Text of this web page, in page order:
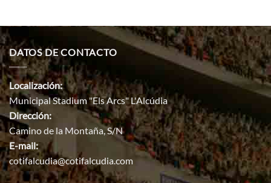
DATOS DE CONTACTO
Localización:
Municipal Stadium "Els Arcs" L'Alcúdia
Dirección:
Camino de la Montaña, S/N
E-mail:
cotifalcudia@cotifalcudia.com